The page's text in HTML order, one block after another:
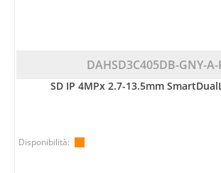
DAHSD3C405DB-GNY-A-
SD IP 4MPx 2.7-13.5mm
Disponibilità: